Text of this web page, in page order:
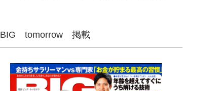
BIG tomorrow 掲載